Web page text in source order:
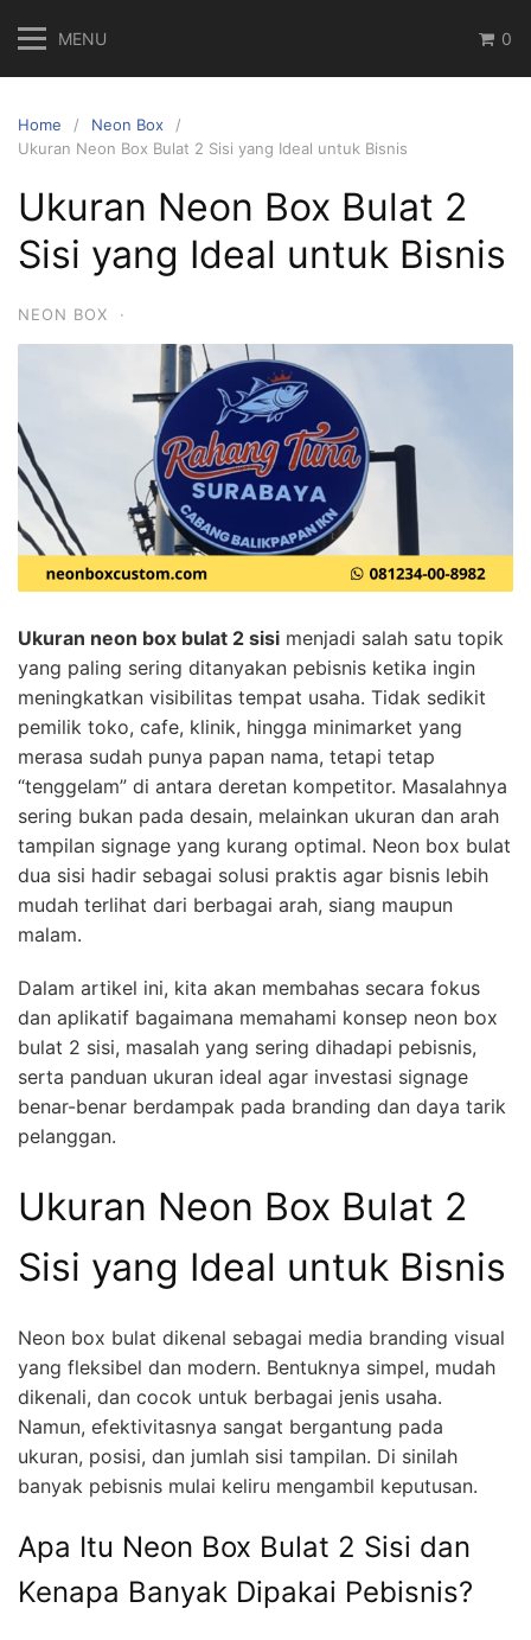
content
MENU 0
Home
Neon Box
Ukuran Neon Box Bulat 2 Sisi yang Ideal untuk Bisnis
Ukuran Neon Box Bulat 2
Sisi yang Ideal untuk Bisnis
NEON BOX ·
Ukuran neon box bulat 2 sisi menjadi salah satu topik
yang paling sering ditanyakan pebisnis ketika ingin
meningkatkan visibilitas tempat usaha. Tidak sedikit
pemilik toko, cafe, klinik, hingga minimarket yang
merasa sudah punya papan nama, tetapi tetap
“tenggelam” di antara deretan kompetitor. Masalahnya
sering bukan pada desain, melainkan ukuran dan arah
tampilan signage yang kurang optimal. Neon box bulat
dua sisi hadir sebagai solusi praktis agar bisnis lebih
mudah terlihat dari berbagai arah, siang maupun
malam.
Dalam artikel ini, kita akan membahas secara fokus
dan aplikatif bagaimana memahami konsep neon box
bulat 2 sisi, masalah yang sering dihadapi pebisnis,
serta panduan ukuran ideal agar investasi signage
benar-benar berdampak pada branding dan daya tarik
pelanggan.
Ukuran Neon Box Bulat 2
Sisi yang Ideal untuk Bisnis
Neon box bulat dikenal sebagai media branding visual
yang fleksibel dan modern. Bentuknya simpel, mudah
dikenali, dan cocok untuk berbagai jenis usaha.
Namun, efektivitasnya sangat bergantung pada
ukuran, posisi, dan jumlah sisi tampilan. Di sinilah
banyak pebisnis mulai keliru mengambil keputusan.
Apa Itu Neon Box Bulat 2 Sisi dan
Kenapa Banyak Dipakai Pebisnis?